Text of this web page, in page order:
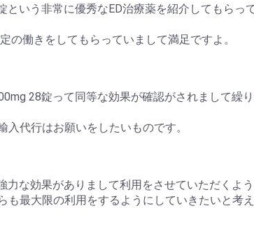
という非常に優秀なED治療薬を紹介してもらっ
の働きをしてもらっていまして満足ですよ。
28錠って同等な効果が確認がされまして繰
代行はお願いをしたいものです。
な効果がありまして利用をさせていただくよう
も最大限の利用をするようにしていきたいと考